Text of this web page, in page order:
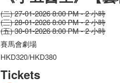
(二) 27-01-2026 8:00 PM - 2 小時
(三) 28-01-2026 8:00 PM - 2 小時
(五) 30-01-2026 8:00 PM - 2 小時
賽馬會劇場
HKD320/HKD380
Tickets